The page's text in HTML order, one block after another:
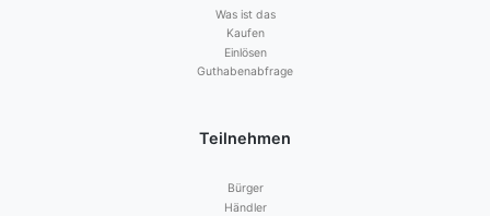
Was ist das
Kaufen
Einlösen
Guthabenabfrage
Teilnehmen
Bürger
Händler